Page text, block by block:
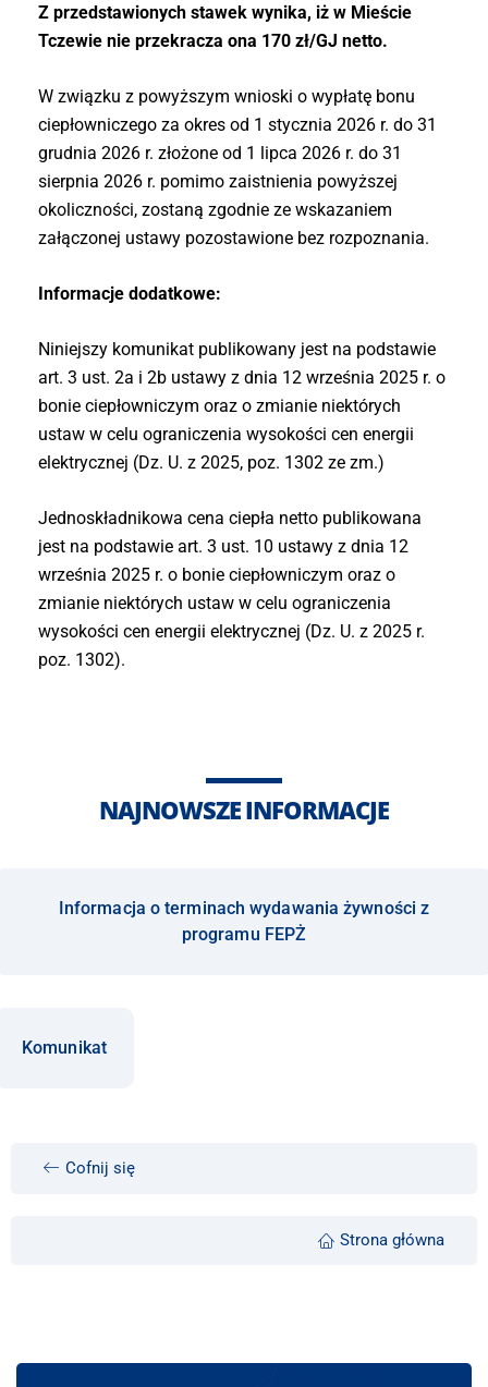
Z przedstawionych stawek wynika, iż w Mieście
Tczewie nie przekracza ona 170 zł/GJ netto.
W związku z powyższym wnioski o wypłatę bonu
ciepłowniczego za okres od 1 stycznia 2026 r. do 31
grudnia 2026 r. złożone od 1 lipca 2026 r. do 31
sierpnia 2026 r. pomimo zaistnienia powyższej
okoliczności, zostaną zgodnie ze wskazaniem
załączonej ustawy pozostawione bez rozpoznania.
Informacje dodatkowe:
Niniejszy komunikat publikowany jest na podstawie
art. 3 ust. 2a i 2b ustawy z dnia 12 września 2025 r. o
bonie ciepłowniczym oraz o zmianie niektórych
ustaw w celu ograniczenia wysokości cen energii
elektrycznej (Dz. U. z 2025, poz. 1302 ze zm.)
Jednoskładnikowa cena ciepła netto publikowana
jest na podstawie art. 3 ust. 10 ustawy z dnia 12
września 2025 r. o bonie ciepłowniczym oraz o
zmianie niektórych ustaw w celu ograniczenia
wysokości cen energii elektrycznej (Dz. U. z 2025 r.
poz. 1302).
NAJNOWSZE INFORMACJE
Informacja o terminach wydawania żywności z
programu FEPŻ
Komunikat
Cofnij się
Strona główna